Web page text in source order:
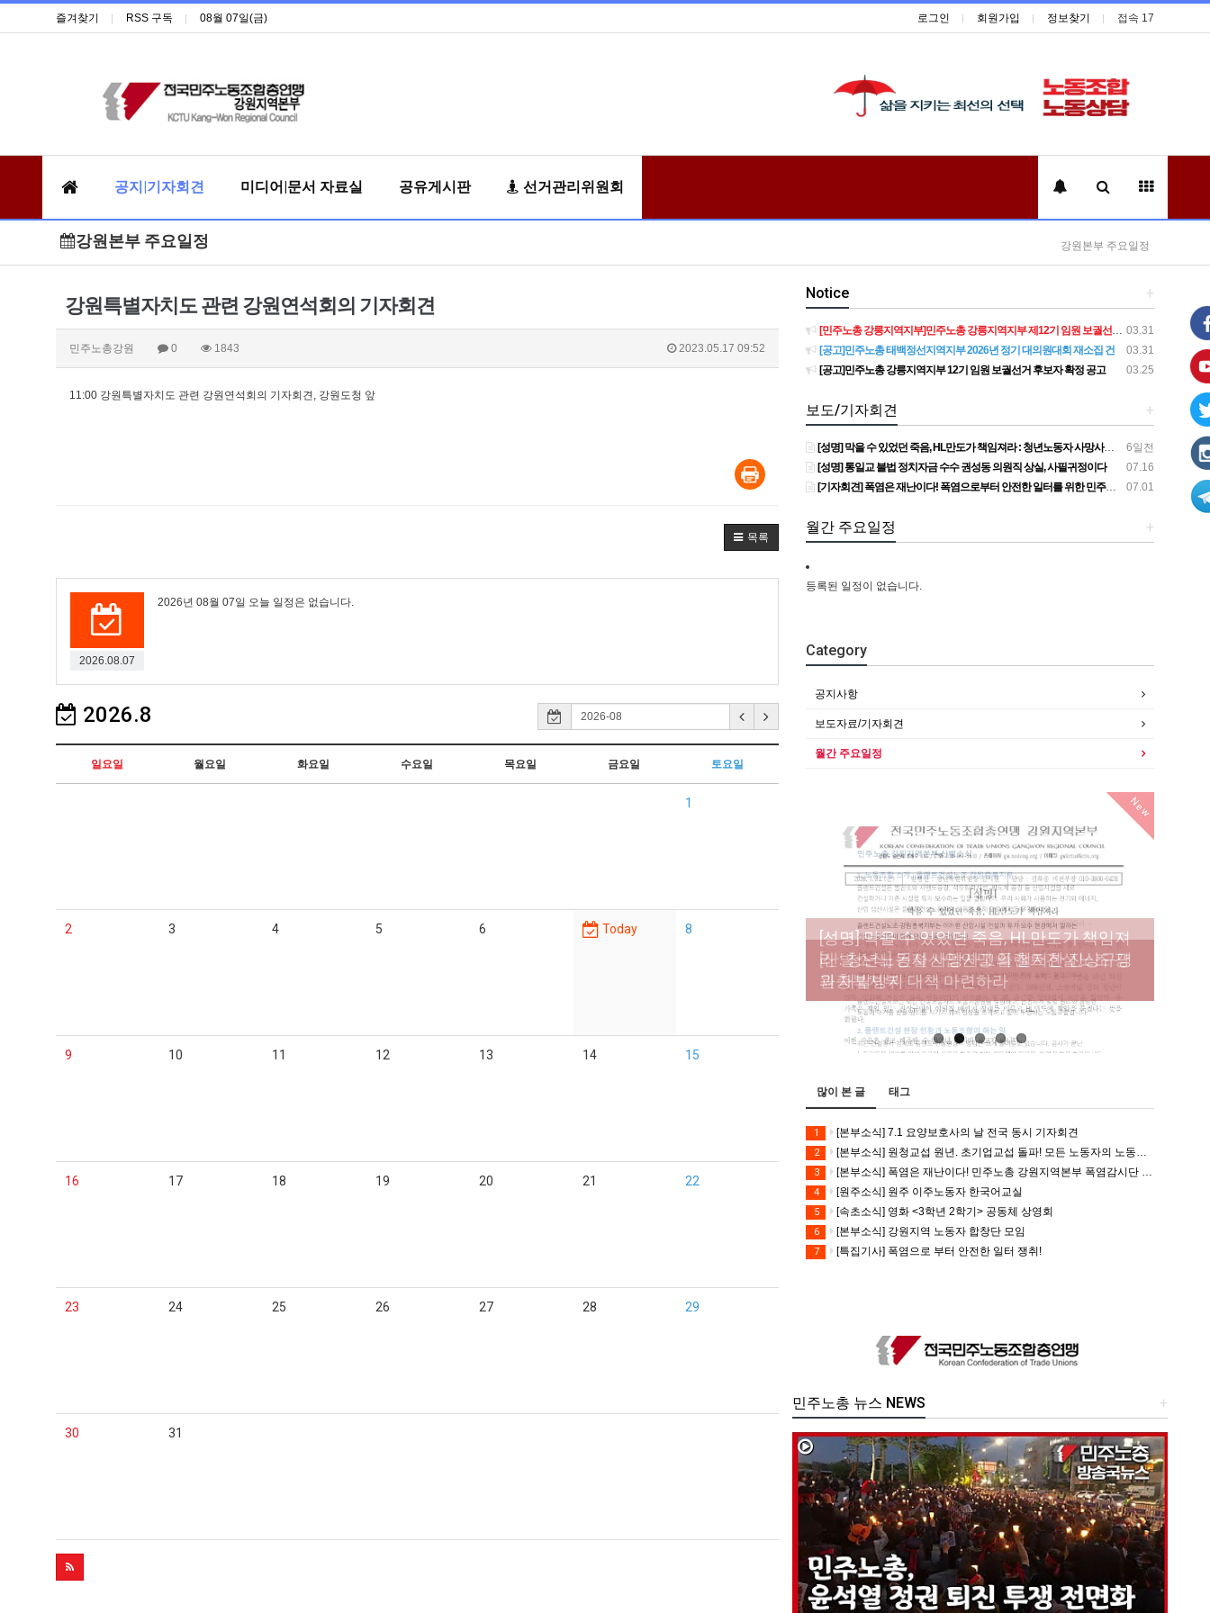
즐겨찾기 RSS 구독 08월 07일(금) 로그인 회원가입 정보찾기 접속 17
공지|기자회견 미디어|문서 자료실 공유게시판 선거관리위원회
강원본부 주요일정 강원본부 주요일정
강원특별자치도 관련 강원연석회의 기자회견
민주노총강원 0 1843 2023.05.17 09:52
11:00 강원특별자치도 관련 강원연석회의 기자회견, 강원도청 앞
목록
2026.08.07
2026년 08월 07일 오늘 일정은 없습니다.
2026.8
일요일 월요일 화요일 수요일 목요일 금요일 토요일
1
2 3 4 5 6 Today 8
9 10 11 12 13 14 15
16 17 18 19 20 21 22
23 24 25 26 27 28 29
30 31
+
Notice
03.31
[민주노총 강릉지역지부]민주노총 강릉지역지부 제12기 임원 보궐선거결과 공고
03.31
[공고]민주노총 태백정선지역지부 2026년 정기 대의원대회 재소집 건
03.25
[공고]민주노총 강릉지역지부 12기 임원 보궐선거 후보자 확정 공고
+
보도/기자회견
6일전
[성명] 막을 수 있었던 죽음, HL만도가 책임져라 : 청년노동자 사망사고의 철저한 진상규명과 재발방지 대책 마련하라
07.16
[성명] 통일교 불법 정치자금 수수 권성동 의원직 상실, 사필귀정이다
07.01
[기자회견] 폭염은 재난이다! 폭염으로부터 안전한 일터를 위한 민주노총 강원지역본부 폭염감시단 선포 기자회견
+
월간 주요일정
등록된 일정이 없습니다.
Category
공지사항
보도자료/기자회견
월간 주요일정
New
[성명] 막을 수 있었던 죽음, HL만도가 책임져
라 : 청년노동자 사망사고의 철저한 진상규명
과 재발방지 대책 마련하라
[산별소식] 건설산업연맹 플랜트건설노조 강
원충북지부
[강릉,속초,원주,춘천] 폭염감시단 사업 이모저
모
[조합원☆인터뷰] 서비스연맹 전국학교비정
규직노동조합 강원지부 김유미 춘천지회장
[본부소식] 강원지역 노동자 합창단 모임
많이 본 글 태그
1 [본부소식] 7.1 요양보호사의 날 전국 동시 기자회견
2 [본부소식] 원청교섭 원년. 초기업교섭 돌파! 모든 노동자의 노동기본권 쟁취! 민주노총 7.15 총파업대회
3 [본부소식] 폭염은 재난이다! 민주노총 강원지역본부 폭염감시단 선포 기자회견
4 [원주소식] 원주 이주노동자 한국어교실
5 [속초소식] 영화 <3학년 2학기> 공동체 상영회
6 [본부소식] 강원지역 노동자 합창단 모임
7 [특집기사] 폭염으로 부터 안전한 일터 쟁취!
+
민주노총 뉴스 NEWS